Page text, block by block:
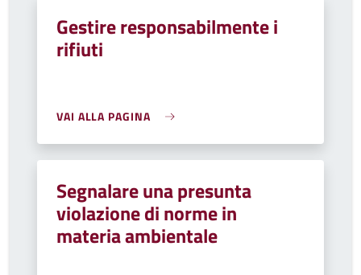
Gestire responsabilmente i
rifiuti
VAI ALLA PAGINA
Segnalare una presunta
violazione di norme in
materia ambientale